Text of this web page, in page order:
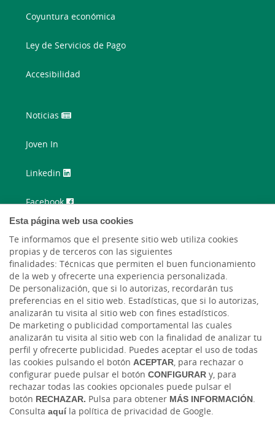
Esta página web usa cookies
Te informamos que el presente sitio web utiliza cookies
propias y de terceros con las siguientes
finalidades: Técnicas que permiten el buen funcionamiento
de la web y ofrecerte una experiencia personalizada.
De personalización, que si lo autorizas, recordarán tus
preferencias en el sitio web. Estadísticas, que si lo autorizas,
analizarán tu visita al sitio web con fines estadísticos.
De marketing o publicidad comportamental las cuales
analizarán tu visita al sitio web con la finalidad de analizar tu
perfil y ofrecerte publicidad. Puedes aceptar el uso de todas
las cookies pulsando el botón ACEPTAR, para rechazar o
configurar puede pulsar el botón CONFIGURAR y, para
rechazar todas las cookies opcionales puede pulsar el
botón RECHAZAR. Pulsa para obtener MÁS INFORMACIÓN.
Consulta aquíla política de privacidad de Google.
Coyuntura económica
Ley de Servicios de Pago
Accesibilidad
Noticias
Joven In
Linkedin
Facebook
Instagram
Youtube
Tablón de anuncios Tipos de cambio Aviso legal
Política de cookies
Protección de datos